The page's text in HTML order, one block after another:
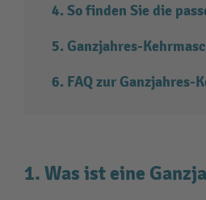
So finden Sie die
Ganzjahres-
FAQ zur Ganzjahres-
1. Was ist eine